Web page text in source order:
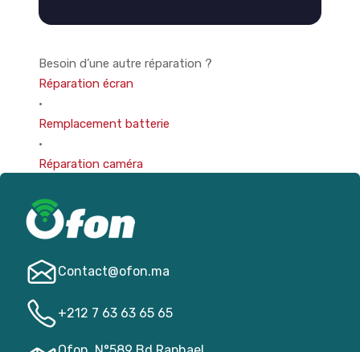
Besoin d’une autre réparation ?
Réparation écran
·
Remplacement batterie
·
Réparation caméra
Contact@­ofon.ma
+212 7 63 63 65 65